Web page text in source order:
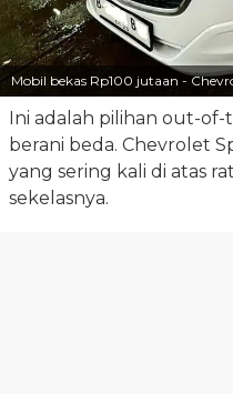
Mobil bekas Rp100 jutaan -
Ini adalah pilihan out-of-
berani beda. Chevrolet
yang sering kali di atas
sekelasnya.